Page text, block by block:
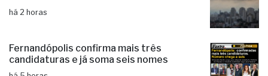
há 2 horas
Fernandópolis confirma mais três
candidaturas e já soma seis nomes